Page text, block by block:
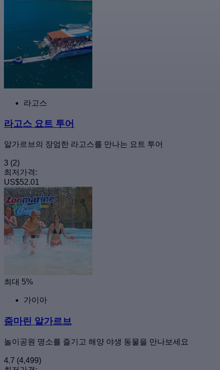
라고스
라고스 요트 투어
알가르브의 장엄한 라고스를 만나는 요트 투어
3 (2)
최저가격:
US$52.01
최대 5%
가이아
줌마린 알가르브
놀이공원 명소를 즐기고 해양 야생 동물을 만나보세요
4.7 (4,499)